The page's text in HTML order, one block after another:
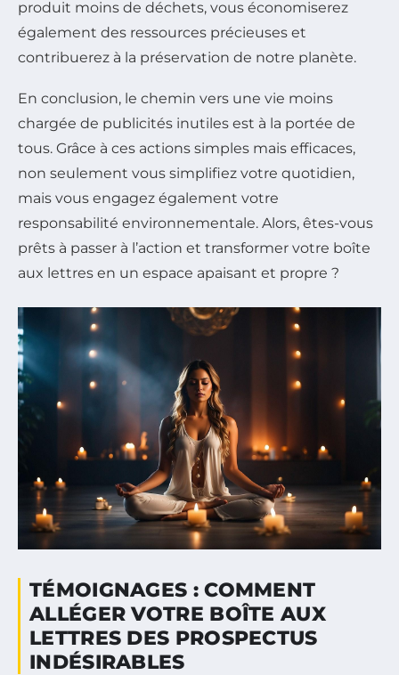
produit moins de déchets, vous économiserez
également des ressources précieuses et
contribuerez à la préservation de notre planète.
En conclusion, le chemin vers une vie moins
chargée de publicités inutiles est à la portée de
tous. Grâce à ces actions simples mais efficaces,
non seulement vous simplifiez votre quotidien,
mais vous engagez également votre
responsabilité environnementale. Alors, êtes-vous
prêts à passer à l’action et transformer votre boîte
aux lettres en un espace apaisant et propre ?
TÉMOIGNAGES : COMMENT
ALLÉGER VOTRE BOÎTE AUX
LETTRES DES PROSPECTUS
INDÉSIRABLES